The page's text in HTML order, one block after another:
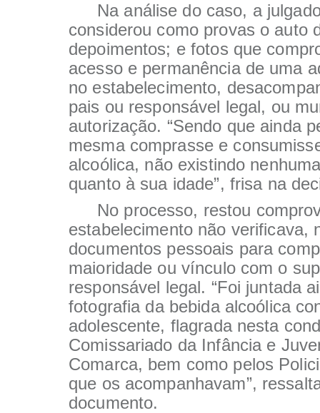
Na análise do caso, a
considerou como provas o auto
depoimentos; e fotos que
acesso e permanência de uma
no estabelecimento,
pais ou responsável legal, ou
autorização. “Sendo que ainda
mesma comprasse e
alcoólica, não existindo
quanto à sua idade”, frisa na
No processo, restou
estabelecimento não verificava,
documentos pessoais para
maioridade ou vínculo com o
responsável legal. “Foi juntada
fotografia da bebida alcoólica
adolescente, flagrada nesta
Comissariado da Infância e
Comarca, bem como pelos
que os acompanhavam”,
documento.